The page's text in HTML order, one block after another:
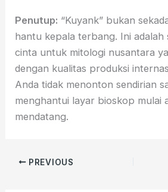
Penutup: “Kuyank” bukan
hantu kepala terbang. Ini adalah
cinta untuk mitologi nusantara
dengan kualitas produksi
Anda tidak menonton sendirian
menghantui layar bioskop mulai
mendatang.
PREVIOUS